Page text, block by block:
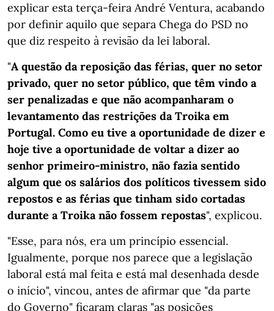
explicar esta terça-feira André Ventura, acabando
por definir aquilo que separa Chega do PSD no
que diz respeito à revisão da lei laboral.
"A questão da reposição das férias, quer no setor
privado, quer no setor público, que têm vindo a
ser penalizadas e que não acompanharam o
levantamento das restrições da Troika em
Portugal. Como eu tive a oportunidade de dizer e
hoje tive a oportunidade de voltar a dizer ao
senhor primeiro-ministro, não fazia sentido
algum que os salários dos políticos tivessem sido
repostos e as férias que tinham sido cortadas
durante a Troika não fossem repostas", explicou.
"Esse, para nós, era um princípio essencial.
Igualmente, porque nos parece que a legislação
laboral está mal feita e está mal desenhada desde
o início", vincou, antes de afirmar que "da parte
do Governo" ficaram claras "as posições